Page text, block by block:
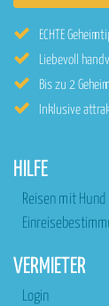
ECHTE
Liebevoll
Bis zu 2
Inklusive
HILFE
Reisen mit Hund
VERMIETER
Login